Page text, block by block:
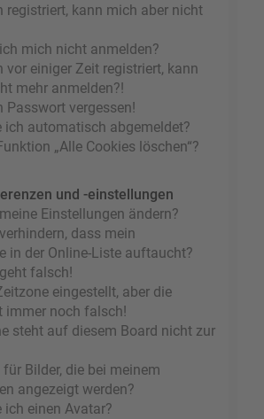
registriert, kann mich aber nicht
mich nicht anmelden?
vor einiger Zeit registriert, kann
mehr anmelden?!
Passwort vergessen!
ich automatisch abgemeldet?
„Alle Cookies löschen“?
und -einstellungen
Einstellungen ändern?
dass mein
in der Online-Liste auftaucht?
falsch!
eingestellt, aber die
immer noch falsch!
steht auf diesem Board nicht zur
Bilder, die bei meinem
angezeigt werden?
ich einen Avatar?